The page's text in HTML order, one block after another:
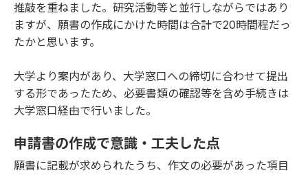
推敲を重ねました。研究活動等と並行しながらではあり
ますが、願書の作成にかけた時間は合計で20時間程だっ
たかと思います。
大学より案内があり、大学窓口への締切に合わせて提出
する形であったため、必要書類の確認等を含め手続きは
大学窓口経由で行いました。
申請書の作成で意識・工夫した点
願書に記載が求められたうち、作文の必要があった項目